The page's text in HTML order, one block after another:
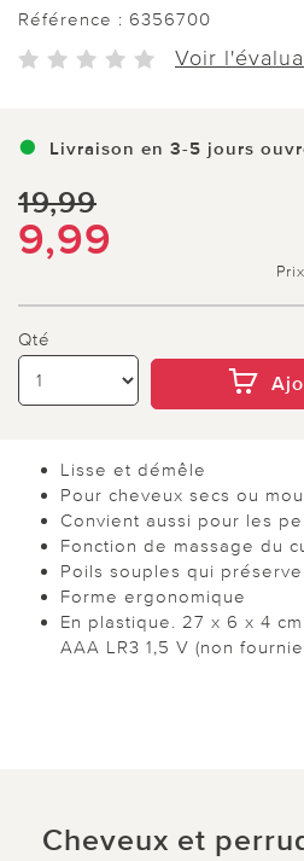
Référence : 6356700
Voir
Livraison en 3-5 jours
19,99
9,99
Qté
Lisse et démêle
Pour cheveux secs ou
Convient aussi pour les
Fonction de massage du
Poils souples qui
Forme ergonomique
En plastique. 27 x 6 x 4
AAA LR3 1,5 V (non
Cheveux et